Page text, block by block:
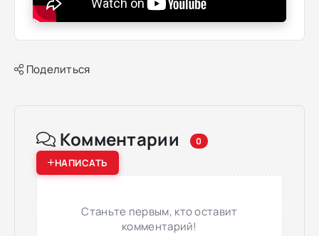
Поделиться
Комментарии 0
НАПИСАТЬ
Станьте первым, кто оставит
комментарий!